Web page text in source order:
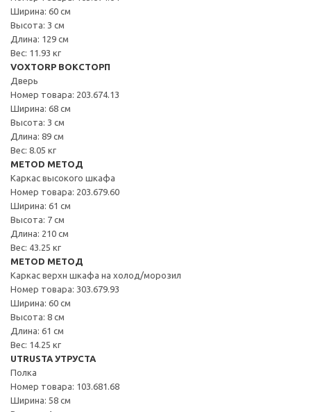
Ширина: 60 см
Высота: 3 см
Длина: 129 см
Вес: 11.93 кг
VOXTORP ВОКСТОРП
Дверь
Номер товара: 203.674.13
Ширина: 68 см
Высота: 3 см
Длина: 89 см
Вес: 8.05 кг
METOD МЕТОД
Каркас высокого шкафа
Номер товара: 203.679.60
Ширина: 61 см
Высота: 7 см
Длина: 210 см
Вес: 43.25 кг
METOD МЕТОД
Каркас верхн шкафа на холод/морозил
Номер товара: 303.679.93
Ширина: 60 см
Высота: 8 см
Длина: 61 см
Вес: 14.25 кг
UTRUSTA УТРУСТА
Полка
Номер товара: 103.681.68
Ширина: 58 см